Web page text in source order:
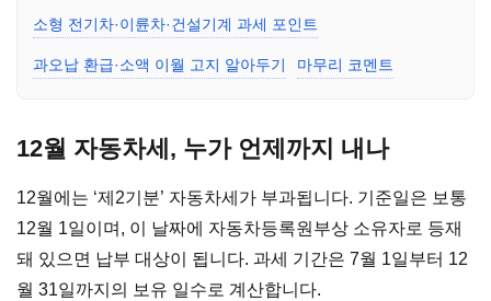
소형 전기차·이륜차·건설기계 과세 포인트
과오납 환급·소액 이월 고지 알아두기 마무리 코멘트
12월 자동차세, 누가 언제까지 내나
12월에는 ‘제2기분’ 자동차세가 부과됩니다. 기준일은 보통
12월 1일이며, 이 날짜에 자동차등록원부상 소유자로 등재
돼 있으면 납부 대상이 됩니다. 과세 기간은 7월 1일부터 12
월 31일까지의 보유 일수로 계산합니다.